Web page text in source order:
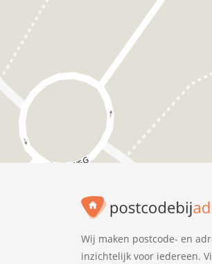
Wij maken postcode- en
inzichtelijk voor iedereen.